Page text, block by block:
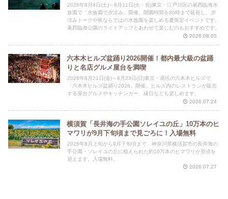
2026年8月8日(土)～8月11日(火・祝)東京・江戸川区の葛西臨海水
族園で「水族園で夕涼み」開催。開園時間を20時まで延長し、夕
涼みトークや夜ならではの水族園を楽しめる夏限定イベントです。
葛西臨海公園のライトアップとあわせて楽しむのもおすすめです。
2026.08.05
六本木ヒルズ盆踊り2026開催！都内最大級の盆踊
りと名店グルメ屋台を満喫
2026年8月21日(金)～8月23日(日)東京・港区の六本木ヒルズで
「六本木ヒルズ盆踊り2026」開催。ヒルズ内のレストランが販売
する屋台グルメやキッチンカー、縁日なども楽しめます。
2026.07.24
横須賀「長井海の手公園ソレイユの丘」10万本のヒ
マワリが9月下旬頃まで見ごろに！入場無料
2026年8月上旬から9月下旬頃まで、神奈川県横須賀市の長井海の
手公園・ソレイユの丘に植えられた約10万本のヒマワリが見頃を
迎えます。入場無料。
2026.07.27